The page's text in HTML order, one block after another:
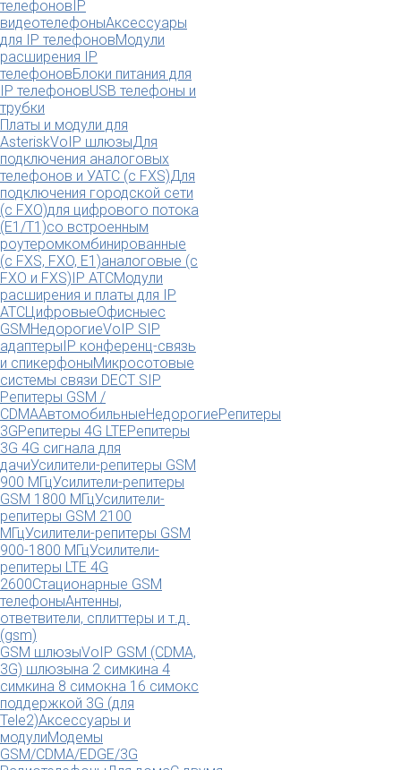
телефоновIP
видеотелефоныАксессуары
для IP телефоновМодули
расширения IP
телефоновБлоки питания для
IP телефоновUSB телефоны и
трубки
Платы и модули для
AsteriskVoIP шлюзыДля
подключения аналоговых
телефонов и УАТС (с FXS)Для
подключения городской сети
(с FXO)для цифрового потока
(E1/T1)со встроенным
роутеромкомбинированные
(c FXS, FXO, E1)аналоговые (с
FXO и FXS)IP АТСМодули
расширения и платы для IP
АТСЦифровыеОфисныес
GSMНедорогиеVoIP SIP
адаптерыIP конференц-связь
и спикерфоныМикросотовые
системы связи DECT SIP
Репитеры GSM /
CDMAАвтомобильныеНедорогиеРепитеры
3GРепитеры 4G LTEРепитеры
3G 4G сигнала для
дачиУсилители-репитеры GSM
900 МГцУсилители-репитеры
GSM 1800 МГцУсилители-
репитеры GSM 2100
МГцУсилители-репитеры GSM
900-1800 МГцУсилители-
репитеры LTE 4G
2600Стационарные GSM
телефоныАнтенны,
ответвители, сплиттеры и т.д.
(gsm)
GSM шлюзыVoIP GSM (CDMA,
3G) шлюзына 2 симкина 4
симкина 8 симокна 16 симокс
поддержкой 3G (для
Tele2)Аксессуары и
модулиМодемы
GSM/CDMA/EDGE/3G